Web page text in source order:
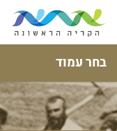
בחר עמוד